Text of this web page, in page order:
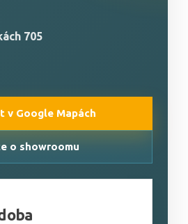
705
v Google Mapách
o showroomu